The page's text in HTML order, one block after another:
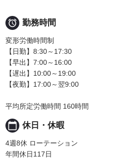
 勤務時間
変形労働時間制
【日勤】8:30～17:30
【早出】7:00～16:00
【遅出】10:00～19:00
【夜勤】17:00～翌9:00
平均所定労働時間 160時間
calendar_today 休日・休暇
4週8休 ローテーション
年間休日117日